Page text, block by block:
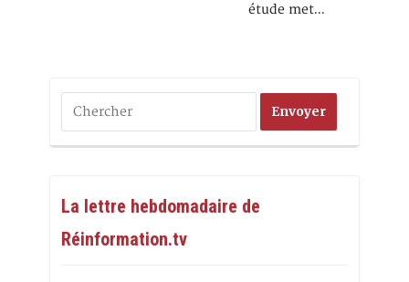
étude met…
La lettre hebdomadaire de
Réinformation.tv